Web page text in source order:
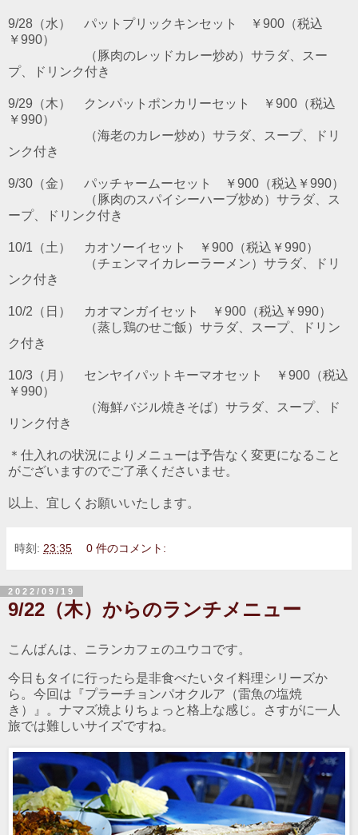
9/28（水） パットプリックキンセット ￥900（税込
￥990）
（豚肉のレッドカレー炒め）サラダ、スー
プ、ドリンク付き
9/29（木） クンパットポンカリーセット ￥900（税込
￥990）
（海老のカレー炒め）サラダ、スープ、ドリ
ンク付き
9/30（金） パッチャームーセット ￥900（税込￥990）
（豚肉のスパイシーハーブ炒め）サラダ、ス
ープ、ドリンク付き
10/1（土） カオソーイセット ￥900（税込￥990）
（チェンマイカレーラーメン）サラダ、ドリ
ンク付き
10/2（日） カオマンガイセット ￥900（税込￥990）
（蒸し鶏のせご飯）サラダ、スープ、ドリン
ク付き
10/3（月） センヤイパットキーマオセット ￥900（税込
￥990）
（海鮮バジル焼きそば）サラダ、スープ、ド
リンク付き
＊仕入れの状況によりメニューは予告なく変更になること
がございますのでご了承くださいませ。
以上、宜しくお願いいたします。
時刻: 23:35 0 件のコメント:
2022/09/19
9/22（木）からのランチメニュー
こんばんは、ニランカフェのユウコです。
今日もタイに行ったら是非食べたいタイ料理シリーズか
ら。今回は『プラーチョンパオクルア（雷魚の塩焼
き）』。ナマズ焼よりちょっと格上な感じ。さすがに一人
旅では難しいサイズですね。